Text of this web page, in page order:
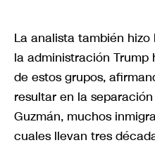
La analista también
la administración
de estos grupos,
resultar en la
Guzmán, muchos
cuales llevan tres